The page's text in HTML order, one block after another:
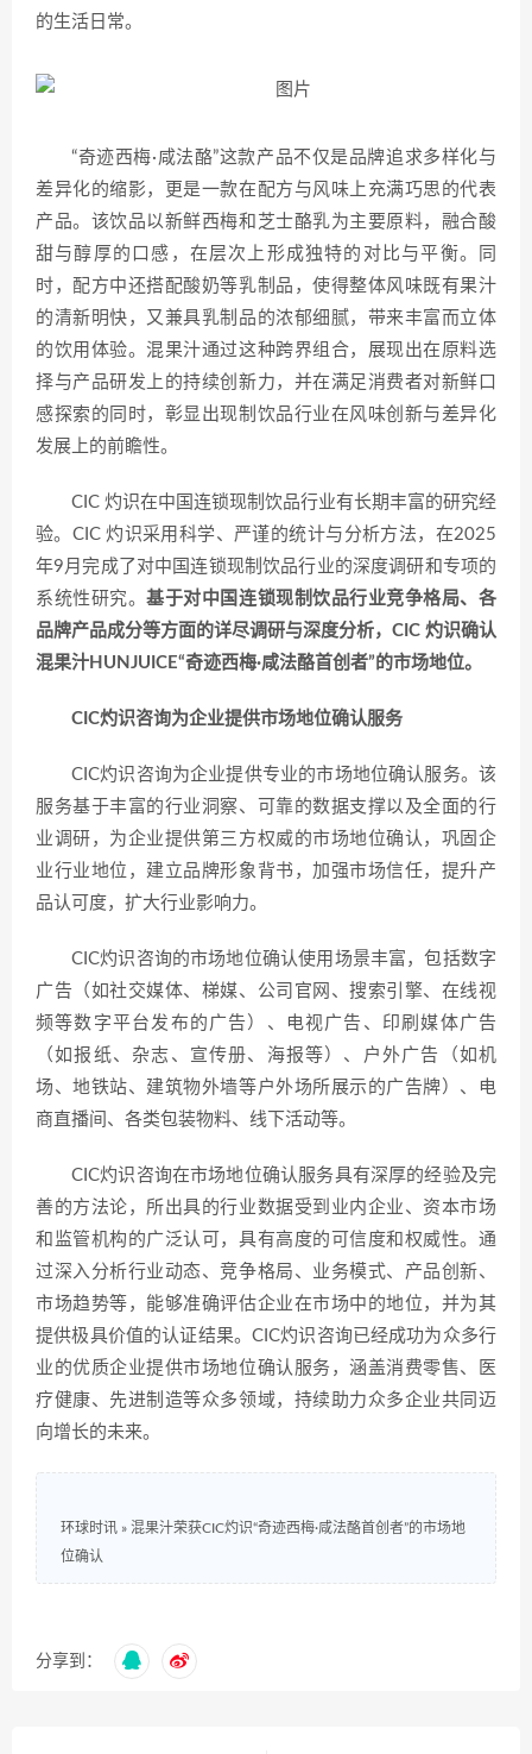
的生活日常。
“奇迹西梅·咸法酪”这款产品不仅是品牌追求多样化与
差异化的缩影，更是一款在配方与风味上充满巧思的代表
产品。该饮品以新鲜西梅和芝士酪乳为主要原料，融合酸
甜与醇厚的口感，在层次上形成独特的对比与平衡。同
时，配方中还搭配酸奶等乳制品，使得整体风味既有果汁
的清新明快，又兼具乳制品的浓郁细腻，带来丰富而立体
的饮用体验。混果汁通过这种跨界组合，展现出在原料选
择与产品研发上的持续创新力，并在满足消费者对新鲜口
感探索的同时，彰显出现制饮品行业在风味创新与差异化
发展上的前瞻性。
CIC 灼识在中国连锁现制饮品行业有长期丰富的研究经
验。CIC 灼识采用科学、严谨的统计与分析方法，在2025
年9月完成了对中国连锁现制饮品行业的深度调研和专项的
系统性研究。基于对中国连锁现制饮品行业竞争格局、各
品牌产品成分等方面的详尽调研与深度分析，CIC 灼识确认
混果汁HUNJUICE“奇迹西梅·咸法酪首创者”的市场地位。
CIC灼识咨询为企业提供市场地位确认服务
CIC灼识咨询为企业提供专业的市场地位确认服务。该
服务基于丰富的行业洞察、可靠的数据支撑以及全面的行
业调研，为企业提供第三方权威的市场地位确认，巩固企
业行业地位，建立品牌形象背书，加强市场信任，提升产
品认可度，扩大行业影响力。
CIC灼识咨询的市场地位确认使用场景丰富，包括数字
广告（如社交媒体、梯媒、公司官网、搜索引擎、在线视
频等数字平台发布的广告）、电视广告、印刷媒体广告
（如报纸、杂志、宣传册、海报等）、户外广告（如机
场、地铁站、建筑物外墙等户外场所展示的广告牌）、电
商直播间、各类包装物料、线下活动等。
CIC灼识咨询在市场地位确认服务具有深厚的经验及完
善的方法论，所出具的行业数据受到业内企业、资本市场
和监管机构的广泛认可，具有高度的可信度和权威性。通
过深入分析行业动态、竞争格局、业务模式、产品创新、
市场趋势等，能够准确评估企业在市场中的地位，并为其
提供极具价值的认证结果。CIC灼识咨询已经成功为众多行
业的优质企业提供市场地位确认服务，涵盖消费零售、医
疗健康、先进制造等众多领域，持续助力众多企业共同迈
向增长的未来。
环球时讯 » 混果汁荣获CIC灼识“奇迹西梅·咸法酪首创者”的市场地
位确认
分享到：